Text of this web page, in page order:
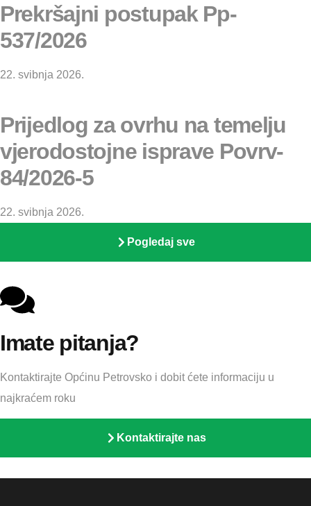
Prekršajni postupak Pp-
537/2026
22. svibnja 2026.
Prijedlog za ovrhu na temelju
vjerodostojne isprave Povrv-
84/2026-5
22. svibnja 2026.
Pogledaj sve
Imate pitanja?
Kontaktirajte Općinu Petrovsko i dobit ćete informaciju u
najkraćem roku
Kontaktirajte nas